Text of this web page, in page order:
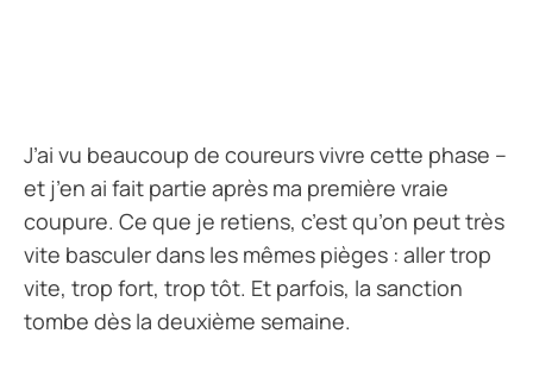
J’ai vu beaucoup de coureurs vivre cette phase –
et j’en ai fait partie après ma première vraie
coupure. Ce que je retiens, c’est qu’on peut très
vite basculer dans les mêmes pièges : aller trop
vite, trop fort, trop tôt. Et parfois, la sanction
tombe dès la deuxième semaine.